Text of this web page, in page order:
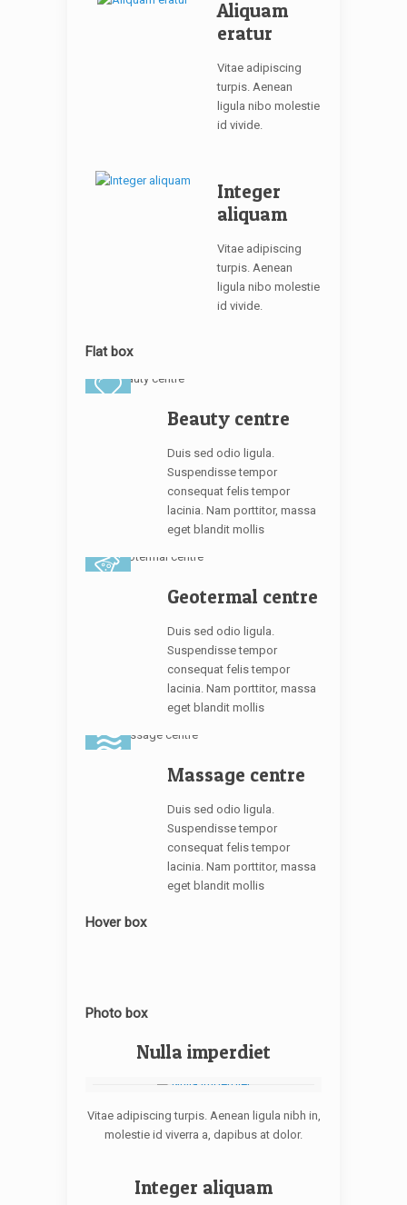
Aliquam
eratur
Vitae adipiscing
turpis. Aenean
ligula nibo molestie
id vivide.
Integer
aliquam
Vitae adipiscing
turpis. Aenean
ligula nibo molestie
id vivide.
Flat box
Beauty centre
Duis sed odio ligula.
Suspendisse tempor
consequat felis tempor
lacinia. Nam porttitor, massa
eget blandit mollis
Geotermal centre
Duis sed odio ligula.
Suspendisse tempor
consequat felis tempor
lacinia. Nam porttitor, massa
eget blandit mollis
Massage centre
Duis sed odio ligula.
Suspendisse tempor
consequat felis tempor
lacinia. Nam porttitor, massa
eget blandit mollis
Hover box
Photo box
Nulla imperdiet
Vitae adipiscing turpis. Aenean ligula nibh in,
molestie id viverra a, dapibus at dolor.
Integer aliquam